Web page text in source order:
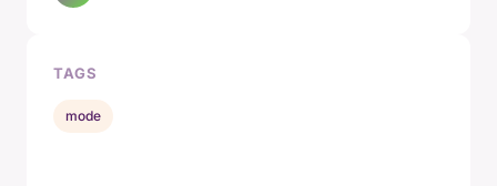
TAGS
mode